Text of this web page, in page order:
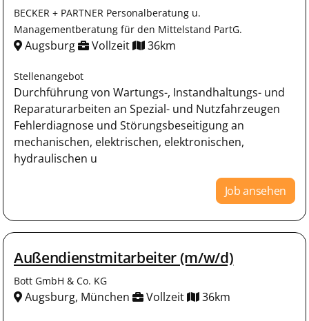
BECKER + PARTNER Personalberatung u.
Managementberatung für den Mittelstand PartG.
Augsburg Vollzeit 36km
Stellenangebot
Durchführung von Wartungs-, Instandhaltungs- und
Reparaturarbeiten an Spezial- und Nutzfahrzeugen
Fehlerdiagnose und Störungsbeseitigung an
mechanischen, elektrischen, elektronischen,
hydraulischen u
Job ansehen
Außendienstmitarbeiter (m/w/d)
Bott GmbH & Co. KG
Augsburg, München Vollzeit 36km